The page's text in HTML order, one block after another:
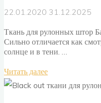
22.01.2020 31.12.2025
Ткань для рулонных штор
Сильно отличается как
солнце и в тени. …
Читать далее"Ткань
для